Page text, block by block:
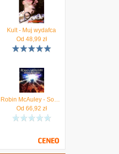
Kult - Muj wydafca
Od 48,99 zł
Robin McAuley - Soulbound (CD)
Od 66,92 zł